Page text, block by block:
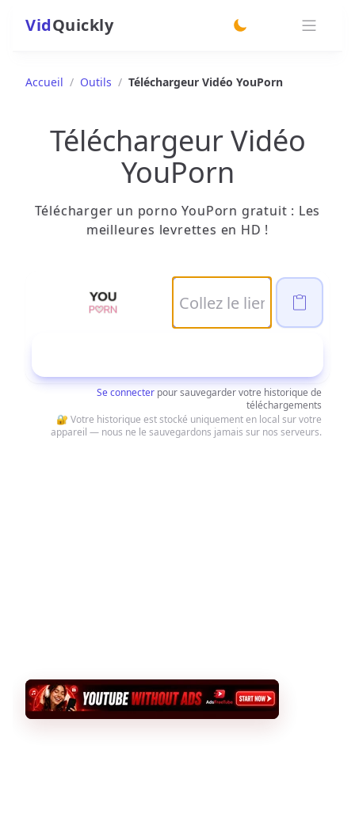
VidQuickly
Accueil / Outils / Téléchargeur Vidéo YouPorn
Téléchargeur Vidéo
YouPorn
Télécharger un porno YouPorn gratuit : Les
meilleures levrettes en HD !
Se connecter pour sauvegarder votre historique de
téléchargements
🔐 Votre historique est stocké uniquement en local sur votre
appareil — nous ne le sauvegardons jamais sur nos serveurs.